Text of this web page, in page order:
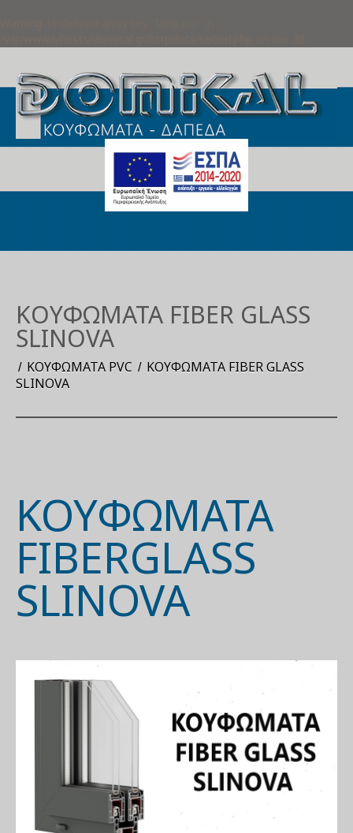
KΟΥΦΏΜΑΤΑ FIBER GLASS
SLINOVA
ΚΟΥΦΏΜΑΤΑ PVC
KΟΥΦΏΜΑΤΑ FIBER GLASS
SLINOVA
ΚΟΥΦΩΜΑΤΑ
FIBERGLASS
SLINOVA